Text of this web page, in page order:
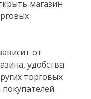
магазин
от
удобства
торговых